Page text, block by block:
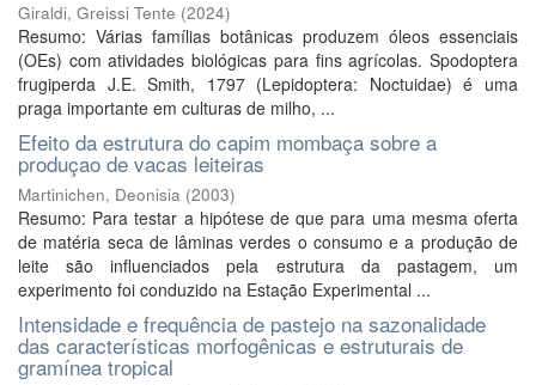
Giraldi, Greissi Tente (2024)
Resumo: Várias famílias botânicas produzem óleos essenciais
(OEs) com atividades biológicas para fins agrícolas. Spodoptera
frugiperda J.E. Smith, 1797 (Lepidoptera: Noctuidae) é uma
praga importante em culturas de milho, ...
Efeito da estrutura do capim mombaça sobre a
produçao de vacas leiteiras
Martinichen, Deonisia (2003)
Resumo: Para testar a hipótese de que para uma mesma oferta
de matéria seca de lâminas verdes o consumo e a produção de
leite são influenciados pela estrutura da pastagem, um
experimento foi conduzido na Estação Experimental ...
Intensidade e frequência de pastejo na sazonalidade
das características morfogênicas e estruturais de
gramínea tropical